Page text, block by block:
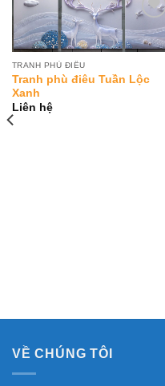
Add to
Wishlist
TRANH PHÙ ĐIÊU
Tranh phù điêu Tuần Lộc
Xanh
Liên hệ
VỀ CHÚNG TÔI